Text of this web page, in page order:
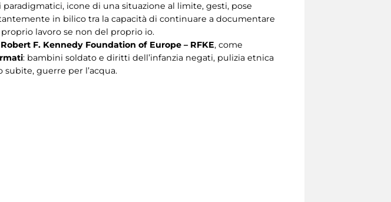
icone di una situazione al limite, gesti, pose
in bilico tra la capacità di continuare a documentare
lavoro se non del proprio io.
F. Kennedy Foundation of Europe – RFKE, come
: bambini soldato e diritti dell’infanzia negati, pulizia etnica
guerre per l’acqua.